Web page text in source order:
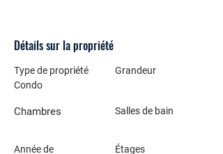
Détails sur la propriété
Type de propriété
Condo
Chambres
Année de
Grandeur
Salles de bain
Étages